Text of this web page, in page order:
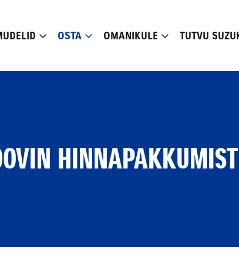
lähemalt Loe lähemalt
OSTA OMANIKULE TUTVU
HINNAPAKKUMIST